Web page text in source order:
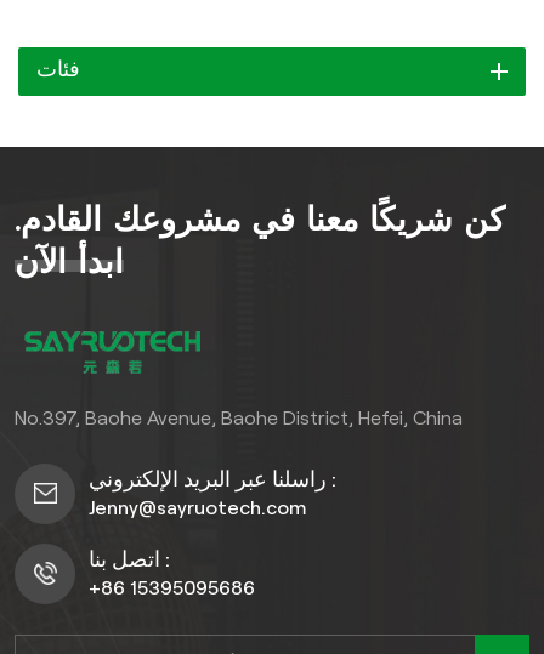
للمشترين المهتمين بالبيئة،
بينماألواح جدارية من مادة PVC
الأفنية والحدائق والواجهات
الخارجية. ولتجديدات خالية من
المتاعب،ألواح جدارية من مادة
ASAيقلل وقت التركيب بشكل
كبير، مما يجعلها مثالية لكل من
المحترفين الذين يتولون
فئات
كن شريكًا معنا في مشروعك القادم.
ابدأ الآن
No.397, Baohe Avenue, Baohe District, Hefei, China
راسلنا عبر البريد الإلكتروني :
Jenny@sayruotech.com
اتصل بنا :
+86 15395095686